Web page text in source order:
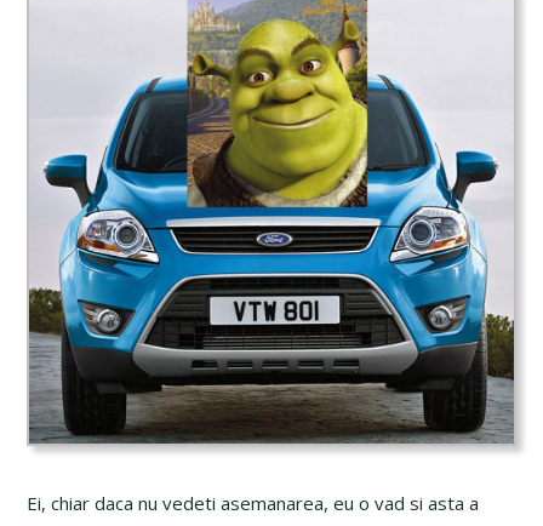
Ei, chiar daca nu vedeti asemanarea, eu o vad si asta a